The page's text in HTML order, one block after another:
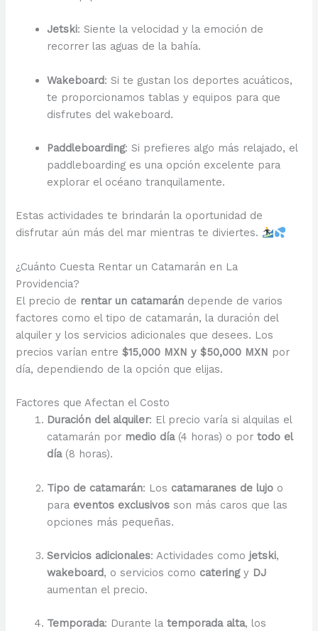
Jetski: Siente la velocidad y la emoción de
recorrer las aguas de la bahía.
Wakeboard: Si te gustan los deportes acuáticos,
te proporcionamos tablas y equipos para que
disfrutes del wakeboard.
Paddleboarding: Si prefieres algo más relajado, el
paddleboarding es una opción excelente para
explorar el océano tranquilamente.
Estas actividades te brindarán la oportunidad de
disfrutar aún más del mar mientras te diviertes.
¿Cuánto Cuesta Rentar un Catamarán en La
Providencia?
El precio de rentar un catamarán depende de varios
factores como el tipo de catamarán, la duración del
alquiler y los servicios adicionales que desees. Los
precios varían entre$15,000 MXN y $50,000 MXN por
día, dependiendo de la opción que elijas.
Factores que Afectan el Costo
Duración del alquiler: El precio varía si alquilas el
catamarán por medio día(4 horas) o portodo el
día(8 horas).
Tipo de catamarán: Los catamaranes de lujo o
para eventos exclusivos son más caros que las
opciones más pequeñas.
Servicios adicionales: Actividades como jetski,
wakeboard, o servicios como cateringy DJ
aumentan el precio.
Temporada: Durante latemporada alta, los